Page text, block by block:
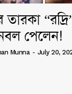
তারকা
পেলেন!
Munna - July 20,